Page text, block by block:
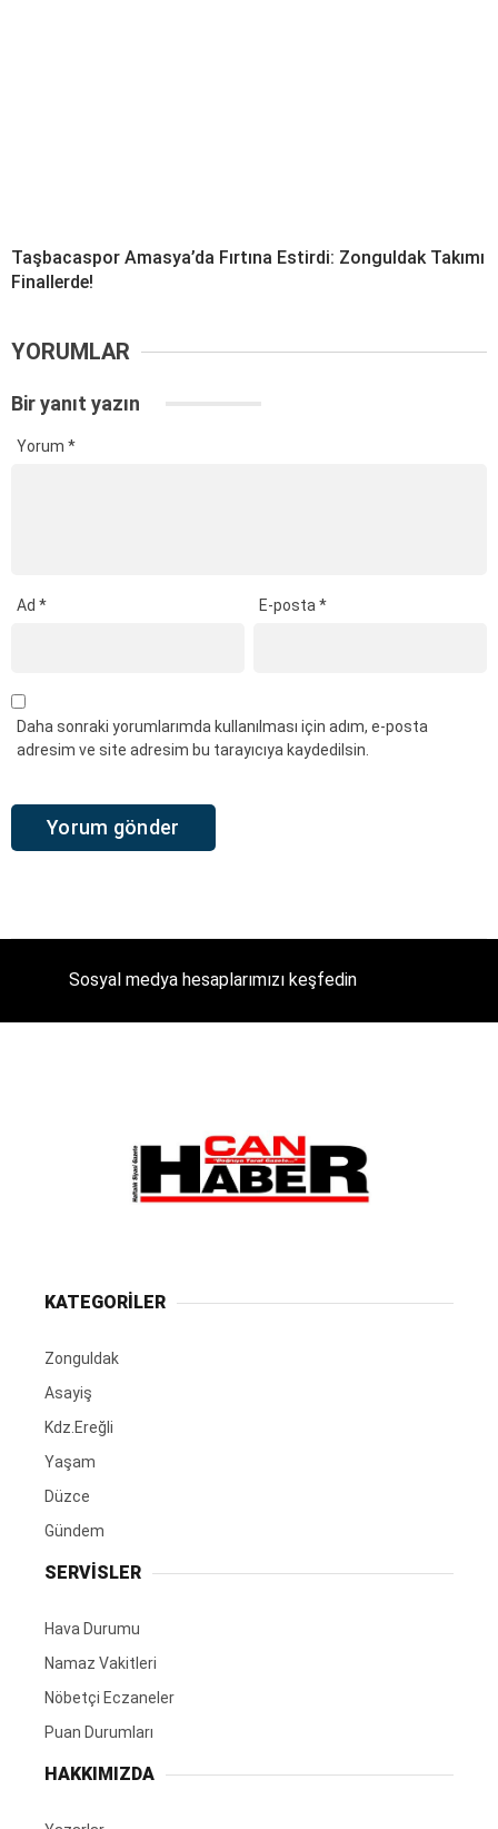
Taşbacaspor Amasya’da Fırtına Estirdi: Zonguldak Takımı
Finallerde!
YORUMLAR
Bir yanıt yazın
Yorum *
Ad * E-posta*
Daha sonraki yorumlarımda kullanılması için adım, e-posta
adresim ve site adresim bu tarayıcıya kaydedilsin.
Sosyal medya hesaplarımızı keşfedin
KATEGORİLER
Zonguldak
Asayiş
Kdz.Ereğli
Yaşam
Düzce
Gündem
SERVİSLER
Hava Durumu
Namaz Vakitleri
Nöbetçi Eczaneler
Puan Durumları
HAKKIMIZDA